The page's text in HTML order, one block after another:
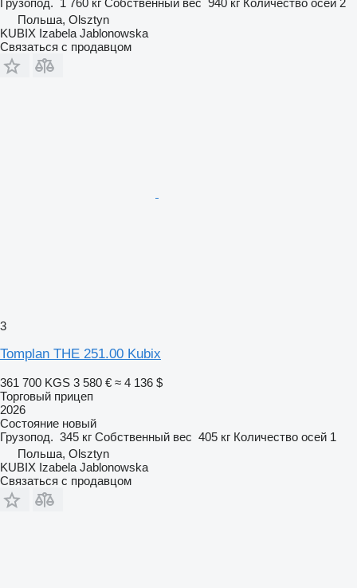
Польша, Olsztyn
KUBIX Izabela Jablonowska
Связаться с продавцом
3
Tomplan THE 251.00 Kubix
361 700 KGS 3 580 € ≈ 4 136 $
Торговый прицеп
2026
Состояние новый
Грузопод. 345 кг Собственный вес 405 кг Количество осей 1
Польша, Olsztyn
KUBIX Izabela Jablonowska
Связаться с продавцом